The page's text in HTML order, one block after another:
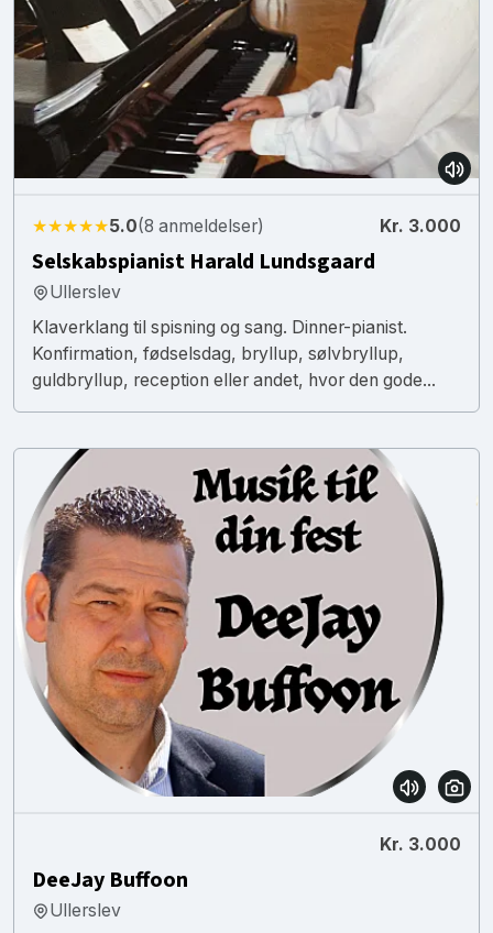
★★★★★5.0(8 anmeldelser) Kr. 3.000
Selskabspianist Harald Lundsgaard
Ullerslev
Klaverklang til spisning og sang. Dinner-pianist.
Konfirmation, fødselsdag, bryllup, sølvbryllup,
guldbryllup, reception eller andet, hvor den gode...
Kr. 3.000
DeeJay Buffoon
Ullerslev